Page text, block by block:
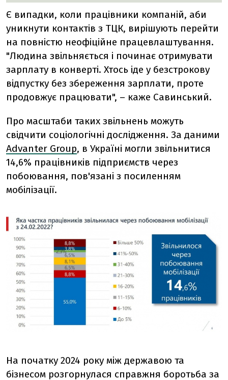
Є випадки, коли працівники компаній, аби
уникнути контактів з ТЦК, вирішують перейти
на повністю неофіційне працевлаштування.
"Людина звільняється і починає отримувати
зарплату в конверті. Хтось іде у безстрокову
відпустку без збереження зарплати, проте
продовжує працювати", – каже Савинський.
Про масштаби таких звільнень можуть
свідчити соціологічні дослідження. За даними
Advanter Group, в Україні могли звільнитися
14,6% працівників підприємств через
побоювання, пов'язані з посиленням
мобілізації.
На початку 2024 року між державою та
бізнесом розгорнулася справжня боротьба за